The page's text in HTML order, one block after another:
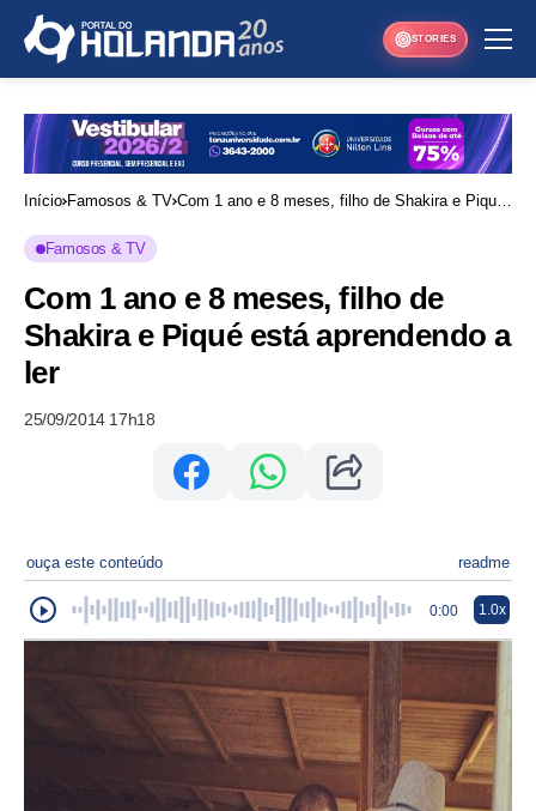
STORIES
Início Famosos & TV Com 1 ano e 8 meses, filho de Shakira e Piqué
Famosos & TV
Com 1 ano e 8 meses, filho de
Shakira e Piqué está aprendendo a
ler
25/09/2014 17h18
ouça este conteúdo readme
0:00 1.0x